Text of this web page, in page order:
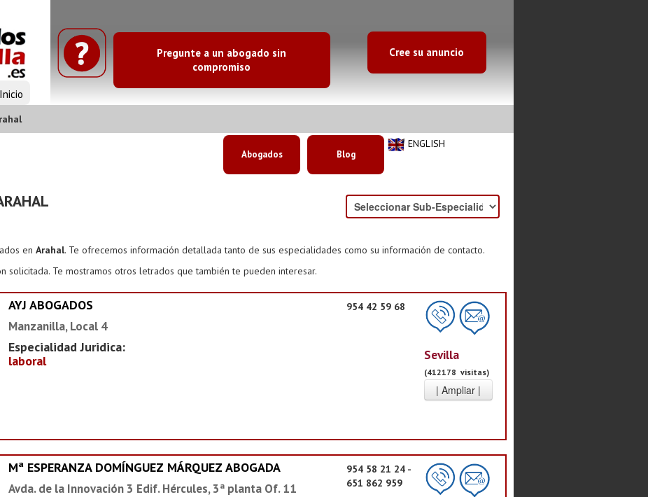
Inicio
Pregunte a un abogado sin
compromiso
Cree su anuncio
ENGLISH
Abogados Blog
en Arahal. Te ofrecemos información detallada tanto de sus especialidades como su información de contacto.
solicitada. Te mostramos otros letrados que también te pueden interesar.
AYJ ABOGADOS
Manzanilla, Local 4
Especialidad Juridica:
laboral
954 42 59 68
Sevilla
(412178 visitas)
Mª ESPERANZA DOMÍNGUEZ MÁRQUEZ ABOGADA
Avda. de la Innovación 3 Edif. Hércules, 3ª planta Of. 11
954 58 21 24 -
651 862 959